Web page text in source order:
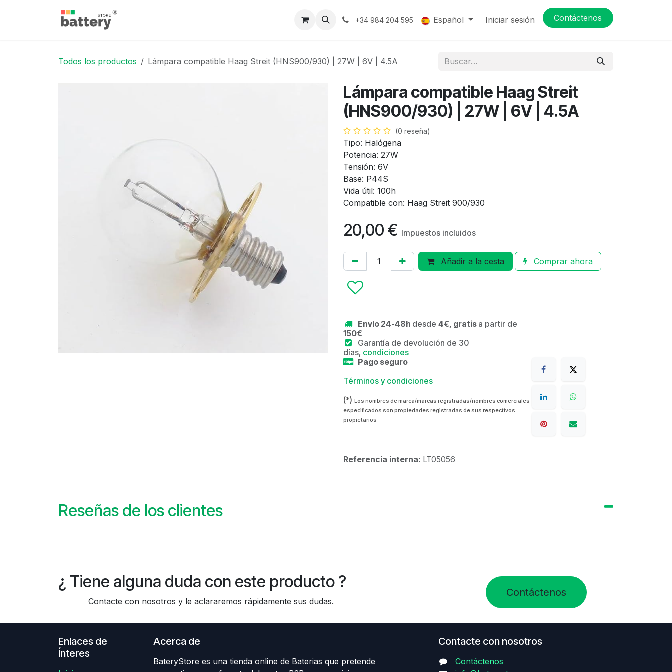
+34 984 204 595 Español Iniciar sesión Contáctenos
Todos los productos Lámpara compatible Haag Streit (HNS900/930) | 27W | 6V | 4.5A
Lámpara compatible Haag Streit
(HNS900/930) | 27W | 6V | 4.5A
(0 reseña)
Tipo: Halógena
Potencia: 27W
Tensión: 6V
Base: P44S
Vida útil: 100h
Compatible con: Haag Streit 900/930
20,00 € Impuestos incluidos
Añadir a la cesta Comprar ahora
Envío 24-48h desde 4€, gratis a partir de
150€
Garantía de devolución de 30
días, condiciones
Pago seguro
Términos y condiciones
(*) Los nombres de marca/marcas registradas/nombres comerciales
especificados son propiedades registradas de sus respectivos
propietarios
Referencia interna: LT05056
Reseñas de los clientes
¿ Tiene alguna duda con este producto ?
Contacte con nosotros y le aclararemos rápidamente sus dudas.
Contáctenos
Enlaces de
Ínteres
Acerca de
BateryStore es una tienda online de Baterias que pretende
Contacte con nosotros
Contáctenos